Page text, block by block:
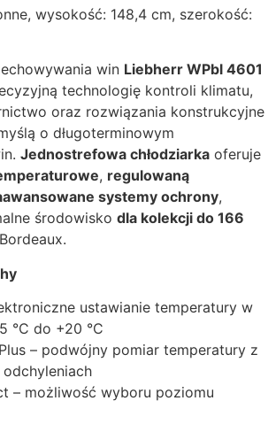
wysokość: 148,4 cm, szerokość:
win Liebherr WPbl 4601
technologię kontroli klimatu,
oraz rozwiązania konstrukcyjne
o długoterminowym
Jednostrefowa chłodziarka oferuje
, regulowaną
systemy ochrony,
środowisko dla kolekcji do 166
ustawianie temperatury w
°C do +20 °C
– podwójny pomiar temperatury z
– możliwość wyboru poziomu